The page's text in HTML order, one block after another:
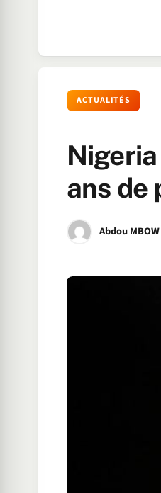
ACTUALITÉS
ans de
Abdou MBOW